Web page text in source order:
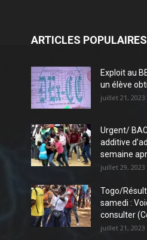
ARTICLES POPULAIRES
Exploit au
un élève
juillet 21, 2023
Urgent/
additive
semaine
juillet 29, 2023
Togo/
samedi :
consulter
juillet 21, 2023